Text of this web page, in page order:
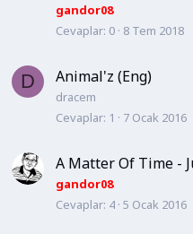
gandor08
Cevaplar 0 8 Tem 2018
D Animal'z (Eng)
dracem
Cevaplar 1 7 Ocak 2016
A Matter Of Time -
gandor08
Cevaplar 4 5 Ocak 2016